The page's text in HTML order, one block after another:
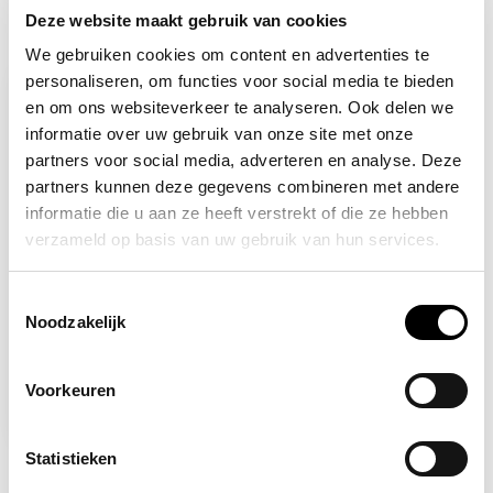
Deze website maakt gebruik van cookies
We gebruiken cookies om content en advertenties te
personaliseren, om functies voor social media te bieden
en om ons websiteverkeer te analyseren. Ook delen we
informatie over uw gebruik van onze site met onze
partners voor social media, adverteren en analyse. Deze
partners kunnen deze gegevens combineren met andere
informatie die u aan ze heeft verstrekt of die ze hebben
verzameld op basis van uw gebruik van hun services.
Noodzakelijk
Voorkeuren
Statistieken
Recent bekeken
Op voorraad